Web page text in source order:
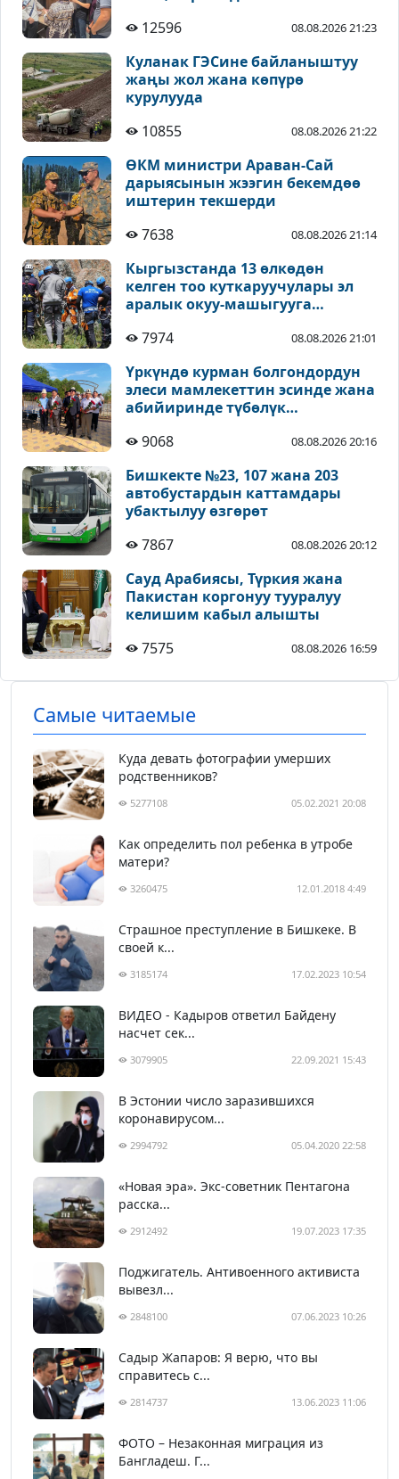
12596
08.08.2026 21:23
Куланак ГЭСине байланыштуу
жаңы жол жана көпүрө
курулууда
10855
08.08.2026 21:22
ӨКМ министри Араван-Сай
дарыясынын жээгин бекемдөө
иштерин текшерди
7638
08.08.2026 21:14
Кыргызстанда 13 өлкөдөн
келген тоо куткаруучулары эл
аралык окуу-машыгууга
7974
08.08.2026 21:01
Үркүндө курман болгондордун
элеси мамлекеттин эсинде жана
абийиринде түбөлүк
9068
08.08.2026 20:16
Бишкекте №23, 107 жана 203
автобустардын каттамдары
убактылуу өзгөрөт
7867
08.08.2026 20:12
Сауд Арабиясы, Түркия жана
Пакистан коргонуу тууралуу
келишим кабыл алышты
7575
08.08.2026 16:59
Самые читаемые
Куда девать фотографии умерших
родственников?
5277108 05.02.2021 20:08
Как определить пол ребенка в утробе
матери?
3260475 12.01.2018 4:49
Страшное преступление в Бишкеке. В
своей к...
3185174 17.02.2023 10:54
ВИДЕО - Кадыров ответил Байдену
насчет сек...
3079905 22.09.2021 15:43
В Эстонии число заразившихся
коронавирусом...
2994792 05.04.2020 22:58
«Новая эра». Экс-советник Пентагона
расска...
2912492 19.07.2023 17:35
Поджигатель. Антивоенного активиста
вывезл...
2848100 07.06.2023 10:26
Садыр Жапаров: Я верю, что вы
справитесь с...
2814737 13.06.2023 11:06
ФОТО – Незаконная миграция из
Бангладеш. Г...